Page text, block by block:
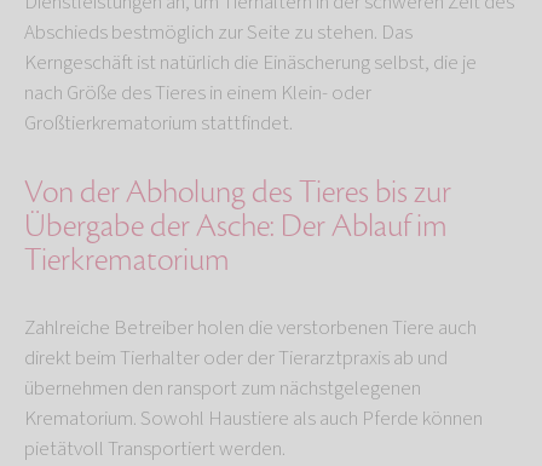
Abschieds bestmöglich zur Seite zu stehen. Das
Kerngeschäft ist natürlich die Einäscherung selbst, die je
nach Größe des Tieres in einem Klein- oder
Großtierkrematorium stattfindet.
Von der Abholung des Tieres bis zur
Übergabe der Asche: Der Ablauf im
Tierkrematorium
Zahlreiche Betreiber holen die verstorbenen Tiere auch
direkt beim Tierhalter oder der Tierarztpraxis ab und
übernehmen den ransport zum nächstgelegenen
Krematorium. Sowohl Haustiere als auch Pferde können
pietätvoll Transportiert werden.